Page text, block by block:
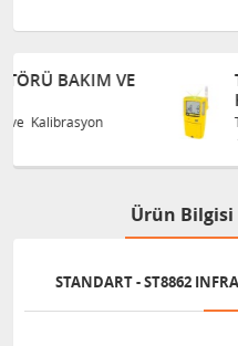
TÜRKAK
KALIBRASYON
Türkak Akredite
Teknik Servis
Ürün Bilgisi
STANDART - ST8862